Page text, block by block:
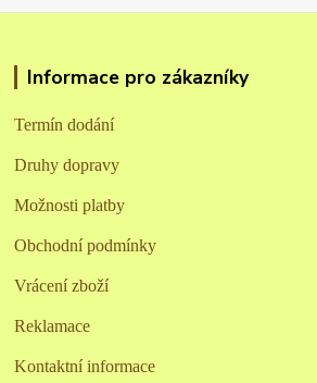
Informace pro zákazníky
Termín dodání
Druhy dopravy
Možnosti platby
Obchodní podmínky
Vrácení zboží
Reklamace
Kontaktní informace